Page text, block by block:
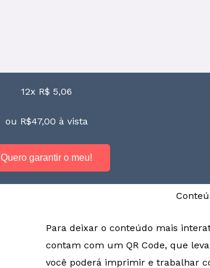
12x R$ 5,06
ou R$47,00 à vista
Quero garantir o meu!
Para deixar o conteúdo mais
contam com um QR Code, que
você poderá imprimir e trabalhar